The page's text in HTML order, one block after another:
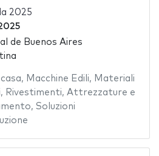
2025
de Buenos Aires
, Macchine Edili, Materiali
, Rivestimenti, Attrezzature e
, Soluzioni